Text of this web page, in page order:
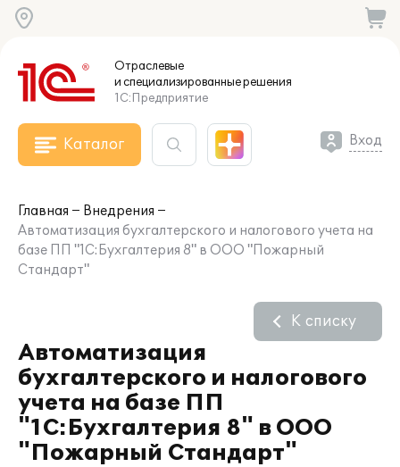
Отраслевые
и специализированныерешения
1С:Предприятие
Каталог Вход
Главная
Внедрения
Автоматизация бухгалтерского и налогового учета на
базе ПП "1С:Бухгалтерия 8" в ООО "Пожарный
Стандарт"
Автоматизация
бухгалтерского и налогового
учета на базе ПП
"1С:Бухгалтерия 8" в ООО
"Пожарный Стандарт"
К списку